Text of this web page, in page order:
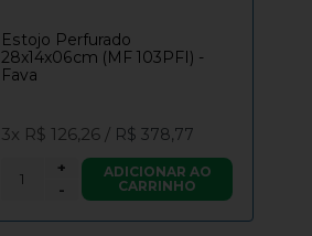
Estojo Perfurado
28x14x06cm (MF 103PFI) -
Fava
3x R$ 126,26 / R$ 378,77
-
+
ADICIONAR AO
CARRINHO